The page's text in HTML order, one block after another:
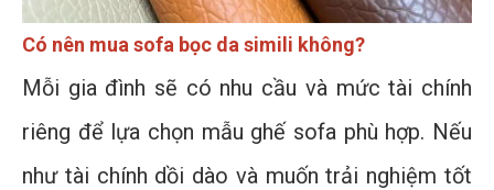
Có nên mua sofa bọc da simili không?
Mỗi gia đình sẽ có nhu cầu và mức tài chính
riêng để lựa chọn mẫu ghế sofa phù hợp. Nếu
như tài chính dồi dào và muốn trải nghiệm tốt